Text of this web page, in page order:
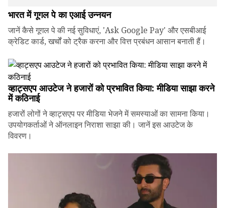
भारत में गूगल पे का एआई उन्नयन
जानें कैसे गूगल पे की नई सुविधाएं, 'Ask Google Pay' और एसबीआई
क्रेडिट कार्ड, खर्चों को ट्रैक करना और वित्त प्रबंधन आसान बनाती हैं।
व्हाट्सएप आउटेज ने हजारों को प्रभावित किया: मीडिया साझा करने
में कठिनाई
हजारों लोगों ने व्हाट्सएप पर मीडिया भेजने में समस्याओं का सामना किया।
उपयोगकर्ताओं ने ऑनलाइन निराशा साझा की। जानें इस आउटेज के
विवरण।